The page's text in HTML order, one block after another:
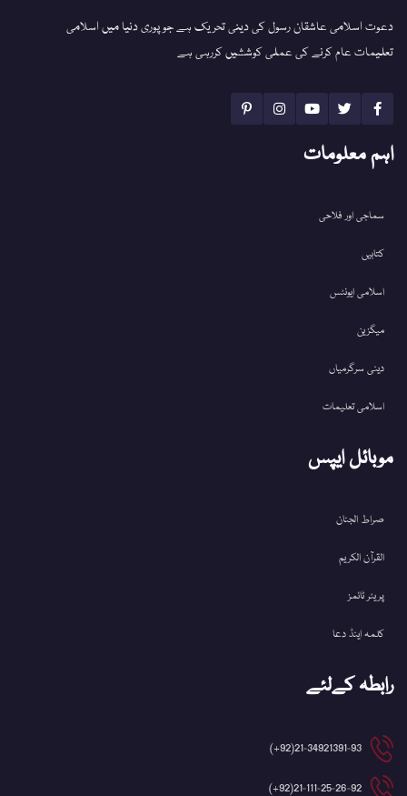
دعوت اسلامی عاشقان رسول کی دینی تحریک ہے جو پوری دنیا میں اسلامی
تعلیمات عام کرنے کی عملی کوششیں کررہی ہے
اہم معلومات
سماجی اور فلاحی
کتابیں
اسلامی ایونٹس
میگزین
دینی سرگرمیاں
اسلامی تعلیمات
موبائل ایپس
صراط الجنان
القرآن الکریم
پریئر ٹائمز
کلمہ اینڈ دعا
رابطہ کےلئے
21-34921391-93(92+)
21-111-25-26-92(92+)